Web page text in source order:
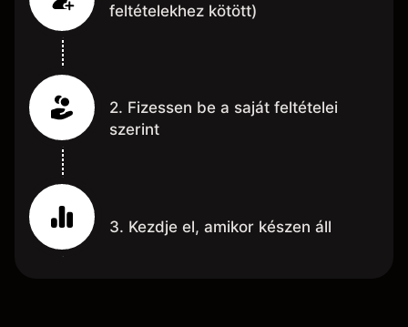
feltételekhez kötött)
2. Fizessen be a saját feltételei
szerint
3. Kezdje el, amikor készen áll